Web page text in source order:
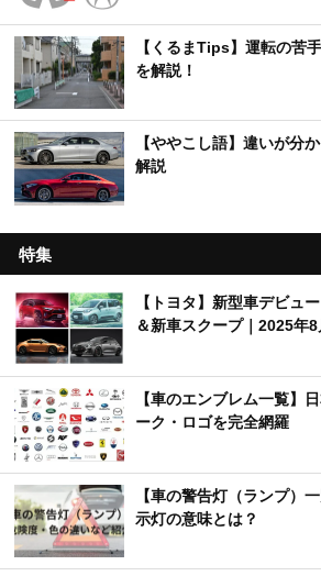
【くるまTips】運転の苦
を解説！
【ややこし語】違いが分
解説
特集
【トヨタ】新型車デビュ
＆新車スクープ｜2025年
【車のエンブレム一覧】
ーク・ロゴを完全網羅
【車の警告灯（ランプ）
示灯の意味とは？